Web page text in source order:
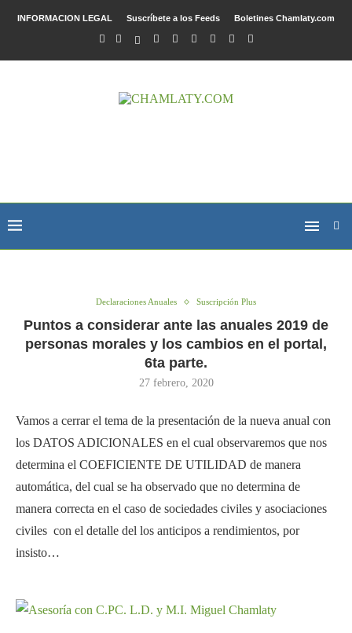
INFORMACION LEGAL Suscríbete a los Feeds Boletines Chamlaty.com
Declaraciones Anuales Suscripción Plus
Puntos a considerar ante las anuales 2019 de
personas morales y los cambios en el portal,
6ta parte.
27 febrero, 2020
Vamos a cerrar el tema de la presentación de la nueva anual con
los DATOS ADICIONALES en el cual observaremos que nos
determina el COEFICIENTE DE UTILIDAD de manera
automática, del cual se ha observado que no determina de
manera correcta en el caso de sociedades civiles y asociaciones
civiles con el detalle del los anticipos a rendimientos, por
insisto…